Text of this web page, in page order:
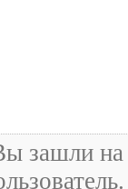
зашли на